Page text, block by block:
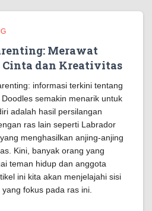
Merawat
Cinta dan Kreativitas
informasi terkini tentang
semakin menarik untuk
adalah hasil persilangan
ras lain seperti Labrador
menghasilkan anjing-anjing
Kini, banyak orang yang
teman hidup dan anggota
ini kita akan menjelajahi sisi
fokus pada ras ini.